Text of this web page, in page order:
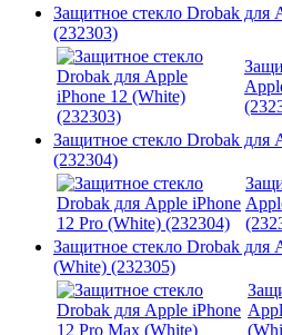
Защитное стекло Drobak для
(232303)
Защитное стекло Drobak для
(232304)
Защитное стекло Drobak для
(White) (232305)